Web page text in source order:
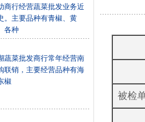
商行经营蔬菜批发业务近
。主要品种有青椒、黄
各种
蔬菜批发商行常年经营南
联销，主要经营品种有海
椒
被检